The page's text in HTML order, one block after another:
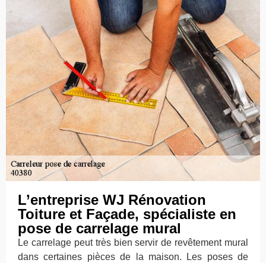
L’entreprise WJ Rénovation
Toiture et Façade, spécialiste en
pose de carrelage mural
Le carrelage peut très bien servir de revêtement mural
dans certaines pièces de la maison. Les poses de